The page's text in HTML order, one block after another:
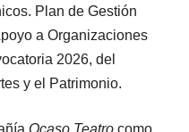
Plan de Gestión
a Organizaciones
2026, del
y el Patrimonio.
Ocaso Teatro como